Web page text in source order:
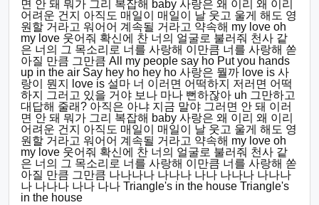
면 안 돼 뭐가 그리 복잡해 baby 사랑은 왜 이리 왜 이리
어려운 건지 아직도 매일이 매일이 날 웃고 울게 해도 영
원할 거라고 워어어 계속될 거라고 약속해 my love oh
my love 웃어줘 확신에 찬 너의 얼굴로 불러줘 천사 같
은 너의 그 목소리로 너를 사랑해 이만큼 너를 사랑해 쏟
아질 만큼 그만큼 All my people say ho Put you hands
up in the air Say hey ho hey ho 사랑은 뭘까 love is 사
랑이 뭔지 love is 설마 너 이러면 어떡하지 저러면 어떡
하지 그러고 있을 거야 보나 마나 뻔하잖아 uh 그만하고
대답해 줄래? 아직은 아냐 지금 말야 그러면 안 돼 이러
면 안 돼 뭐가 그리 복잡해 baby 사랑은 왜 이리 왜 이리
어려운 건지 아직도 매일이 매일이 날 웃고 울게 해도 영
원할 거라고 워어어 계속될 거라고 약속해 my love oh
my love 웃어줘 확신에 찬 너의 얼굴로 불러줘 천사 같
은 너의 그 목소리로 너를 사랑해 이만큼 너를 사랑해 쏟
아질 만큼 그만큼 나나나나 나나나 나나 나나나 나나나
나 나나나 나나 나나 Triangle's in the house Triangle's
in the house